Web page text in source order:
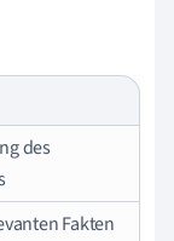
des
Fakten